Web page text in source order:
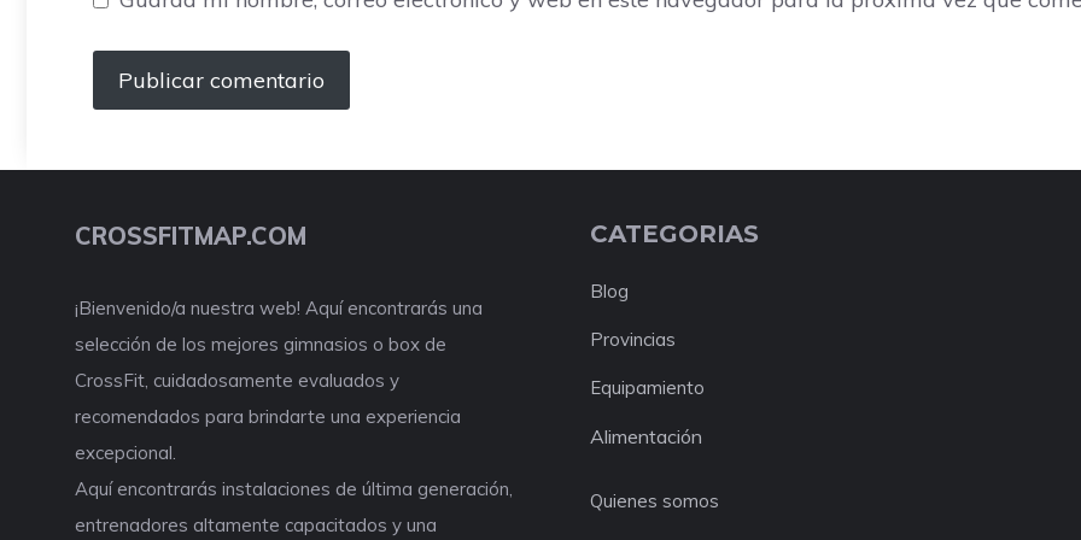
CROSSFITMAP.COM
¡Bienvenido/a nuestra web! Aquí encontrarás una
selección de los mejores gimnasios o box de
CrossFit, cuidadosamente evaluados y
recomendados para brindarte una experiencia
excepcional.
Aquí encontrarás instalaciones de última generación,
entrenadores altamente capacitados y una
CATEGORIAS
Blog
Provincias
Equipamiento
Alimentación
Quienes somos